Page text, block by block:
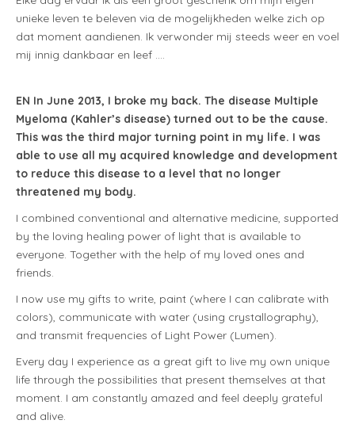
unieke leven te beleven via de mogelijkheden welke zich op
dat moment aandienen. Ik verwonder mij steeds weer en voel
mij innig dankbaar en leef ….
EN In June 2013, I broke my back. The disease Multiple
Myeloma (Kahler’s disease) turned out to be the cause.
This was the third major turning point in my life. I was
able to use all my acquired knowledge and development
to reduce this disease to a level that no longer
threatened my body.
I combined conventional and alternative medicine, supported
by the loving healing power of light that is available to
everyone. Together with the help of my loved ones and
friends.
I now use my gifts to write, paint (where I can calibrate with
colors), communicate with water (using crystallography),
and transmit frequencies of Light Power (Lumen).
Every day I experience as a great gift to live my own unique
life through the possibilities that present themselves at that
moment. I am constantly amazed and feel deeply grateful
and alive.